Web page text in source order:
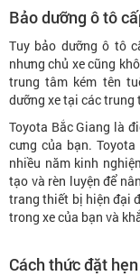
Bảo dưỡng ô tô
Tuy bảo dưỡng ô tô
nhưng chủ xe cũng
trung tâm kém tên
dưỡng xe tại các trung
Toyota Bắc Giang là
cưng của bạn.
nhiều năm kinh
tạo và rèn luyện để
trang thiết bị hiện đại
trong xe của bạn và
Cách thức đặt